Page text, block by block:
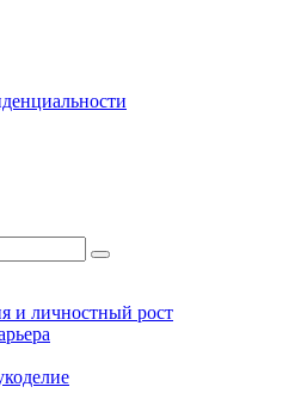
и личностный рост